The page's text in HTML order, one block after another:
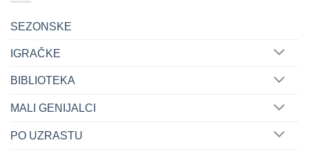
SEZONSKE
IGRAČKE
BIBLIOTEKA
MALI GENIJALCI
PO UZRASTU